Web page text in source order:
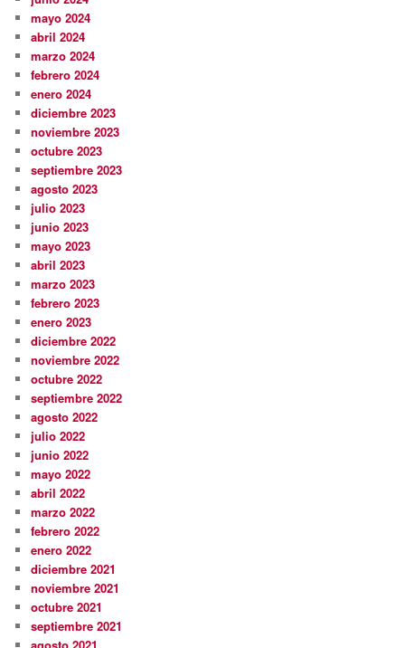
mayo 2024
abril 2024
marzo 2024
febrero 2024
enero 2024
diciembre 2023
noviembre 2023
octubre 2023
septiembre 2023
agosto 2023
julio 2023
junio 2023
mayo 2023
abril 2023
marzo 2023
febrero 2023
enero 2023
diciembre 2022
noviembre 2022
octubre 2022
septiembre 2022
agosto 2022
julio 2022
junio 2022
mayo 2022
abril 2022
marzo 2022
febrero 2022
enero 2022
diciembre 2021
noviembre 2021
octubre 2021
septiembre 2021